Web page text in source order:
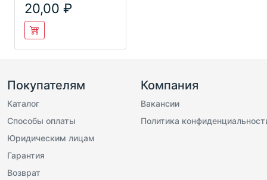
20,00
Покупателям
Каталог
Способы оплаты
Юридическим лицам
Гарантия
Возврат
Компания
Вакансии
Политика